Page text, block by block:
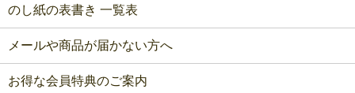
のし紙の表書き 一覧表
メールや商品が届かない方へ
お得な会員特典のご案内